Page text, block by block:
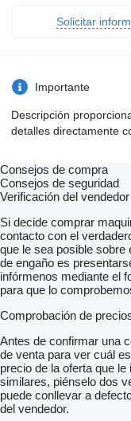
Solicitar
Importante
Descripción
detalles directamente
Consejos de compra
Consejos de seguridad
Verificación del vendedor
Si decide comprar
contacto con el
que le sea posible sobre
de engaño es
infórmenos mediante el
para que lo
Comprobación de
Antes de confirmar una
de venta para ver cuál
precio de la oferta que
similares, piénselo dos
puede conllevar a
del vendedor.